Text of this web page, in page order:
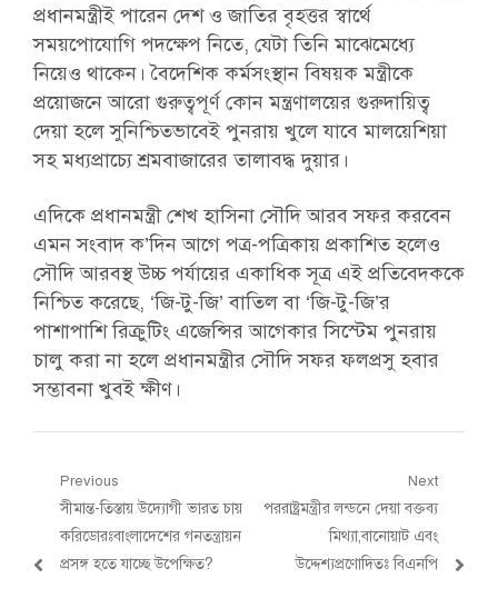
প্রধানমন্ত্রীই পারেন দেশ ও জাতির বৃহত্তর স্বার্থে
সময়পোযোগি পদক্ষেপ নিতে, যেটা তিনি মাঝেমেধ্যে
নিয়েও থাকেন। বৈদেশিক কর্মসংস্থান বিষয়ক মন্ত্রীকে
প্রয়োজনে আরো গুরুত্বপূর্ণ কোন মন্ত্রণালয়ের গুরুদায়িত্ব
দেয়া হলে সুনিশ্চিতভাবেই পুনরায় খুলে যাবে মালয়েশিয়া
সহ মধ্যপ্রাচ্যে শ্রমবাজারের তালাবদ্ধ দুয়ার।
এদিকে প্রধানমন্ত্রী শেখ হাসিনা সৌদি আরব সফর করবেন
এমন সংবাদ ক’দিন আগে পত্র-পত্রিকায় প্রকাশিত হলেও
সৌদি আরবস্থ উচ্চ পর্যায়ের একাধিক সূত্র এই প্রতিবেদককে
নিশ্চিত করেছে, ‘জি-টু-জি’ বাতিল বা ‘জি-টু-জি’র
পাশাপাশি রিক্রুটিং এজেন্সির আগেকার সিস্টেম পুনরায়
চালু করা না হলে প্রধানমন্ত্রীর সৌদি সফর ফলপ্রসু হবার
সম্ভাবনা খুবই ক্ষীণ।
Post
navigation
Previous
Previous
post:
সীমান্ত-তিস্তায় উদ্যোগী ভারত চায়
করিডোরঃবাংলাদেশের গনতন্ত্রায়ন
প্রসঙ্গ হতে যাচ্ছে উপেক্ষিত?
Next
Next
পররাষ্ট্রমন্ত্রীর লন্ডনে দেয়া বক্তব্য
মিথ্যা,বানোয়াট এবং
উদ্দেশ্যপ্রণোদিতঃ বিএনপি